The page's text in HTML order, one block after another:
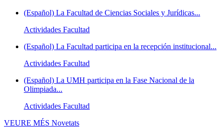
(Español) La Facultad de Ciencias Sociales y Jurídicas...
Actividades Facultad
(Español) La Facultad participa en la recepción institucional...
Actividades Facultad
(Español) La UMH participa en la Fase Nacional de la
Olimpiada...
Actividades Facultad
VEURE MÉS Novetats